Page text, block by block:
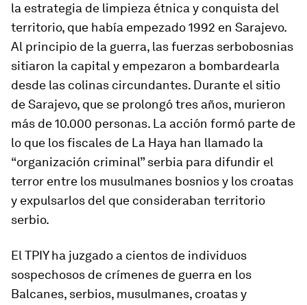
la estrategia de limpieza étnica y conquista del
territorio, que había empezado 1992 en Sarajevo.
Al principio de la guerra, las fuerzas serbobosnias
sitiaron la capital y empezaron a bombardearla
desde las colinas circundantes. Durante el sitio
de Sarajevo, que se prolongó tres años, murieron
más de 10.000 personas. La acción formó parte de
lo que los fiscales de La Haya han llamado la
“organización criminal” serbia para difundir el
terror entre los musulmanes bosnios y los croatas
y expulsarlos del que consideraban territorio
serbio.
El TPIY ha juzgado a cientos de individuos
sospechosos de crímenes de guerra en los
Balcanes, serbios, musulmanes, croatas y